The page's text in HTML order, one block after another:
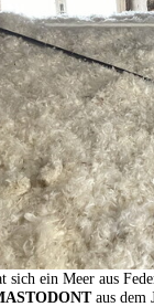
sich ein Meer aus
aus dem